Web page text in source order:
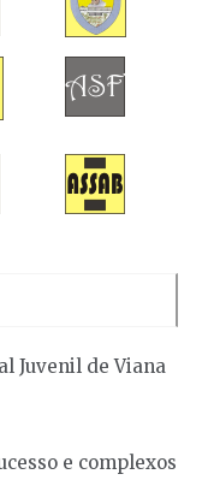
Juvenil de Viana
e complexos